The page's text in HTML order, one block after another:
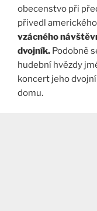
obecenstvo při
přivedl
vzácného
dvojník. Podobně
hudební hvězdy
koncert jeho
domu.